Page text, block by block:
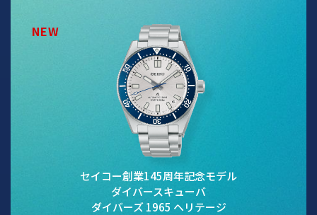
NEW
セイコー創業145周年記念モデル
ダイバースキューバ
ダイバーズ 1965 ヘリテージ